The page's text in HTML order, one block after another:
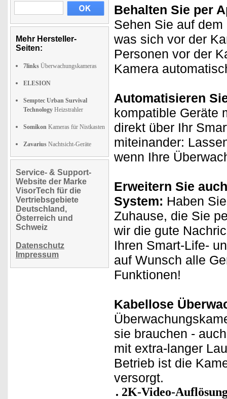
Mehr Hersteller-
Seiten:
7links Überwachungskameras
ELESION
Semptec Urban Survival
Technology Heizstrahler
Somikon Kameras für Nistkasten
Zavarius Nachtsicht-Geräte
Service- & Support-
Website der Marke
VisorTech für die
Vertriebsgebiete
Deutschland,
Österreich und
Schweiz
Datenschutz
Impressum
Behalten Sie per
Sehen Sie auf
was sich vor der
Personen vor der
Kamera
Automatisieren
kompatible Geräte
direkt über Ihr
miteinander:
wenn Ihre
Erweitern Sie
System: Haben
Zuhause, die Sie
wir die gute
Ihren Smart-Life-
auf Wunsch alle
Funktionen!
Kabellose
sie brauchen -
mit extra-langer
Betrieb ist die
versorgt.
2K-Video-